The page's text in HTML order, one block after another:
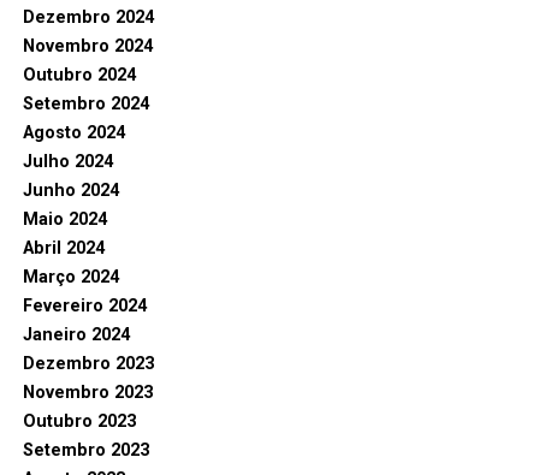
Dezembro 2024
Novembro 2024
Outubro 2024
Setembro 2024
Agosto 2024
Julho 2024
Junho 2024
Maio 2024
Abril 2024
Março 2024
Fevereiro 2024
Janeiro 2024
Dezembro 2023
Novembro 2023
Outubro 2023
Setembro 2023